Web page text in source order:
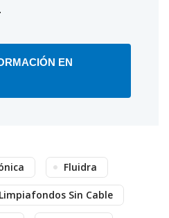
EN
Fluidra
Limpiafondos Sin Cable